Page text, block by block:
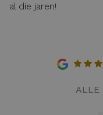
al die jaren!
ALLE